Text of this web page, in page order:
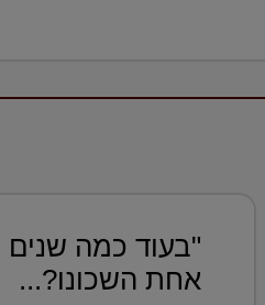
"בעוד כמה שנים
אחת השכונו?...